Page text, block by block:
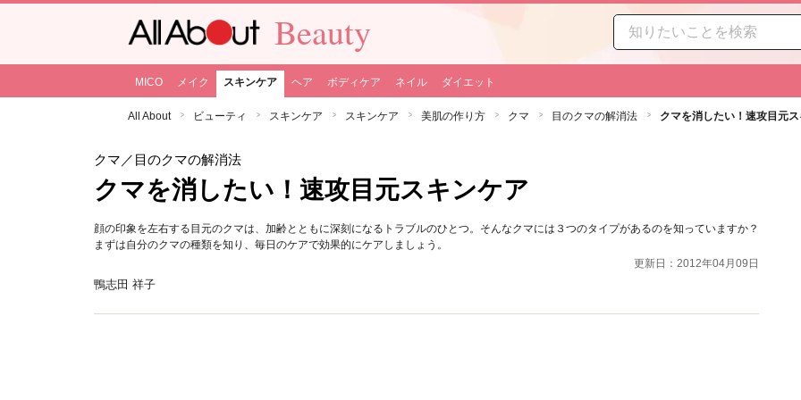
Beauty
MICO メイク スキンケア ヘア ボディケア ネイル ダイエット
All About ビューティ スキンケア スキンケア 美肌の作り方 クマ 目のクマの解消法 クマを消したい！速攻目元
クマ ／目のクマの解消法
クマを消したい！速攻目元スキンケア
顔の印象を左右する目元のクマは、加齢とともに深刻になるトラブルのひとつ。そんなクマには３つのタイプがあるのを知っていますか？
まずは自分のクマの種類を知り、毎日のケアで効果的にケアしましょう。
更新日：2012年04月09日
鴨志田 祥子